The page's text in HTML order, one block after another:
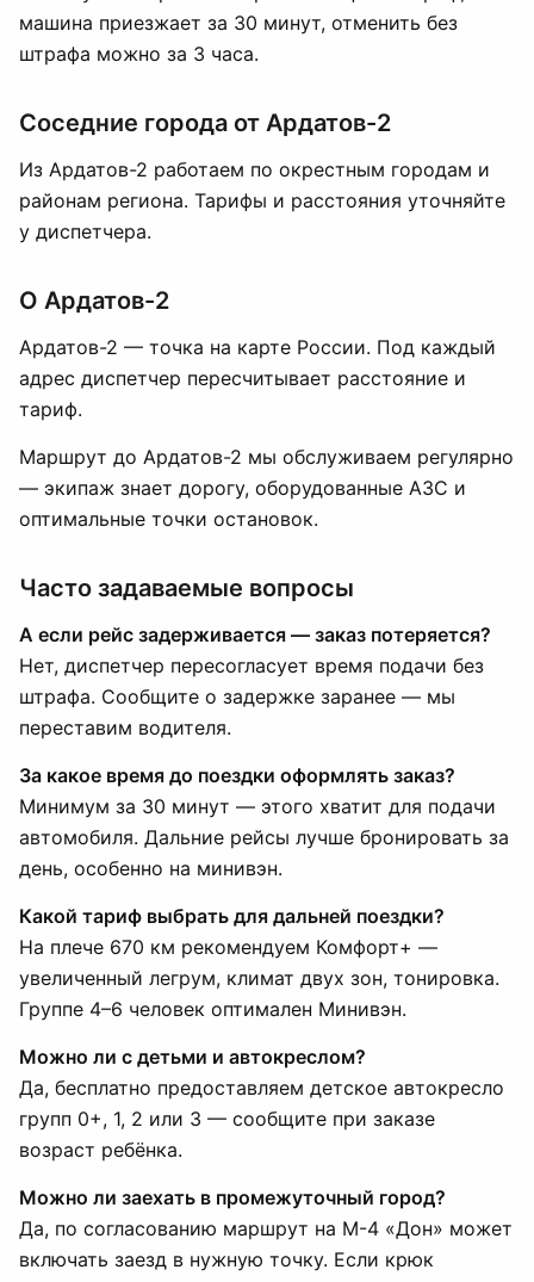
машина приезжает за 30 минут, отменить без
штрафа можно за 3 часа.
Соседние города от Ардатов-2
Из Ардатов-2 работаем по окрестным городам и
районам региона. Тарифы и расстояния уточняйте
у диспетчера.
О Ардатов-2
Ардатов-2 — точка на карте России. Под каждый
адрес диспетчер пересчитывает расстояние и
тариф.
Маршрут до Ардатов-2 мы обслуживаем регулярно
— экипаж знает дорогу, оборудованные АЗС и
оптимальные точки остановок.
Часто задаваемые вопросы
А если рейс задерживается — заказ потеряется?
Нет, диспетчер пересогласует время подачи без
штрафа. Сообщите о задержке заранее — мы
переставим водителя.
За какое время до поездки оформлять заказ?
Минимум за 30 минут — этого хватит для подачи
автомобиля. Дальние рейсы лучше бронировать за
день, особенно на минивэн.
Какой тариф выбрать для дальней поездки?
На плече 670 км рекомендуем Комфорт+ —
увеличенный легрум, климат двух зон, тонировка.
Группе 4–6 человек оптимален Минивэн.
Можно ли с детьми и автокреслом?
Да, бесплатно предоставляем детское автокресло
групп 0+, 1, 2 или 3 — сообщите при заказе
возраст ребёнка.
Можно ли заехать в промежуточный город?
Да, по согласованию маршрут на М-4 «Дон» может
включать заезд в нужную точку. Если крюк